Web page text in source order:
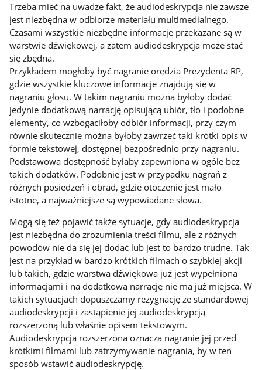
Trzeba mieć na uwadze fakt, że audiodeskrypcja nie zawsze
jest niezbędna w odbiorze materiału multimedialnego.
Czasami wszystkie niezbędne informacje przekazane są w
warstwie dźwiękowej, a zatem audiodeskrypcja może stać
się zbędna.
Przykładem mogłoby być nagranie orędzia Prezydenta RP,
gdzie wszystkie kluczowe informacje znajdują się w
nagraniu głosu. W takim nagraniu można byłoby dodać
jedynie dodatkową narrację opisującą ubiór, tło i podobne
elementy, co wzbogaciłoby odbiór informacji, przy czym
równie skutecznie można byłoby zawrzeć taki krótki opis w
formie tekstowej, dostępnej bezpośrednio przy nagraniu.
Podstawowa dostępność byłaby zapewniona w ogóle bez
takich dodatków. Podobnie jest w przypadku nagrań z
różnych posiedzeń i obrad, gdzie otoczenie jest mało
istotne, a najważniejsze są wypowiadane słowa.
Mogą się też pojawić także sytuacje, gdy audiodeskrypcja
jest niezbędna do zrozumienia treści filmu, ale z różnych
powodów nie da się jej dodać lub jest to bardzo trudne. Tak
jest na przykład w bardzo krótkich filmach o szybkiej akcji
lub takich, gdzie warstwa dźwiękowa już jest wypełniona
informacjami i na dodatkową narrację nie ma już miejsca. W
takich sytuacjach dopuszczamy rezygnację ze standardowej
audiodeskrypcji i zastąpienie jej audiodeskrypcją
rozszerzoną lub właśnie opisem tekstowym.
Audiodeskrypcja rozszerzona oznacza nagranie jej przed
krótkimi filmami lub zatrzymywanie nagrania, by w ten
sposób wstawić audiodeskrypcję.